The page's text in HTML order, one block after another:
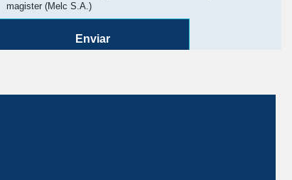
magister (Melc S.A.)
Enviar